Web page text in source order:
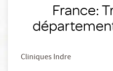
France:
Cliniques Indre